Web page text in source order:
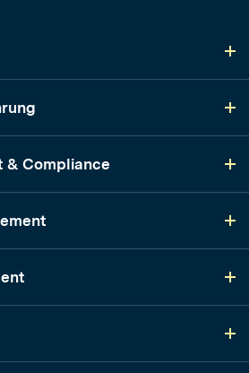
Compliance